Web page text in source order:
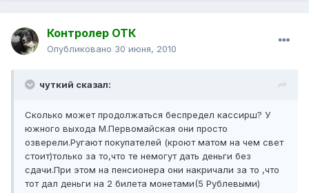
Контролер ОТК
Опубликовано 30 июня, 2010
чуткий сказал:
Сколько может продолжаться беспредел кассирш? У
южного выхода М.Первомайская они просто
озверели.Ругают покупателей (кроют матом на чем свет
стоит)только за то,что те немогут дать деньги без
сдачи.При этом на пенсионера они накричали за то ,что
тот дал деньги на 2 билета монетами(5 Рублевыми)